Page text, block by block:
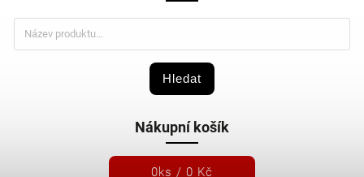
Hledat
Nákupní košík
0ks / 0 Kč